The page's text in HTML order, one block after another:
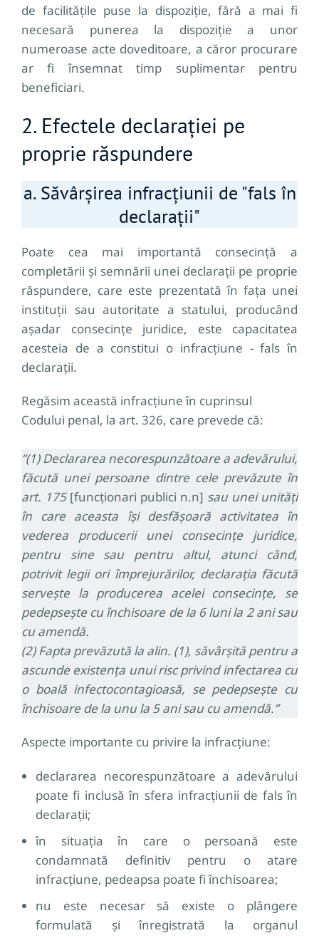
de facilitățile puse la dispoziție, fără a mai fi
necesară punerea la dispoziție a unor
numeroase acte doveditoare, a căror procurare
ar fi însemnat timp suplimentar pentru
beneficiari.
2. Efectele declarației pe
proprie răspundere
a. Săvârșirea infracțiunii de "fals în
declarații"
Poate cea mai importantă consecință a
completării și semnării unei declarații pe proprie
răspundere, care este prezentată în fața unei
instituții sau autoritate a statului, producând
așadar consecințe juridice, este capacitatea
acesteia de a constitui o infracțiune - fals în
declarații.
Regăsim această infracțiune în cuprinsul
Codului penal, la art. 326, care prevede că:
“(1) Declararea necorespunzătoare a adevărului,
făcută unei persoane dintre cele prevăzute în
art. 175 [funcționari publici n.n] sau unei unități
în care aceasta își desfășoară activitatea în
vederea producerii unei consecințe juridice,
pentru sine sau pentru altul, atunci când,
potrivit legii ori împrejurărilor, declarația făcută
servește la producerea acelei consecințe, se
pedepsește cu închisoare de la 6 luni la 2 ani sau
cu amendă.
(2) Fapta prevăzută la alin. (1), săvârșită pentru a
ascunde existența unui risc privind infectarea cu
o boală infectocontagioasă, se pedepsește cu
închisoare de la unu la 5 ani sau cu amendă.”
Aspecte importante cu privire la infracțiune:
declararea necorespunzătoare a adevărului
poate fi inclusă în sfera infracțiunii de fals în
declarații;
în situația în care o persoană este
condamnată definitiv pentru o atare
infracțiune, pedeapsa poate fi închisoarea;
nu este necesar să existe o plângere
formulată și înregistrată la organul